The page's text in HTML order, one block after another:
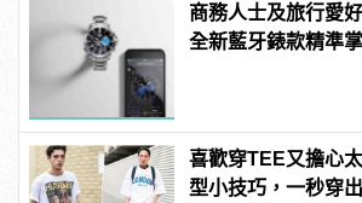
商務人士及旅行愛
全新藍牙錶款精準
喜歡穿TEE又擔心
型小技巧，一秒穿